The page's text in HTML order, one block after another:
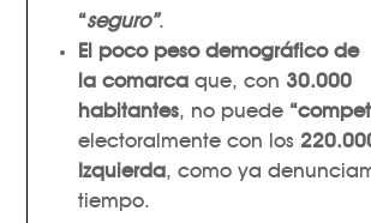
“seguro”.
El poco peso demográfico de
la comarcaque, con 30.000
habitantes, no puede
electoralmente con los
Izquierda, como ya
tiempo.